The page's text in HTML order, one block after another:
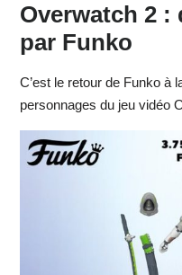
Overwatch 2 :
par Funko
C’est le retour de Funko à
personnages du jeu vidéo